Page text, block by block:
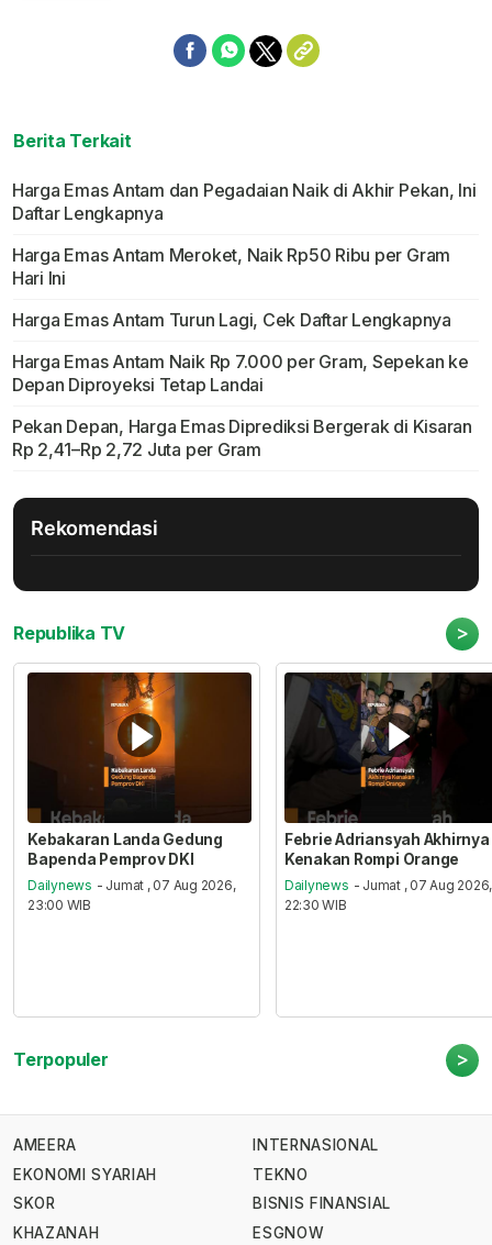
Berita Terkait
Harga Emas Antam dan Pegadaian Naik di Akhir Pekan, Ini
Daftar Lengkapnya
Harga Emas Antam Meroket, Naik Rp50 Ribu per Gram
Hari Ini
Harga Emas Antam Turun Lagi, Cek Daftar Lengkapnya
Harga Emas Antam Naik Rp 7.000 per Gram, Sepekan ke
Depan Diproyeksi Tetap Landai
Pekan Depan, Harga Emas Diprediksi Bergerak di Kisaran
Rp 2,41–Rp 2,72 Juta per Gram
Rekomendasi
Republika TV >
Kebakaran Landa Gedung
Bapenda Pemprov DKI
Dailynews - Jumat , 07 Aug 2026,
23:00 WIB
Febrie Adriansyah Akhirnya
Kenakan Rompi Orange
Dailynews - Jumat , 07 Aug 2026,
22:30 WIB
Terpopuler >
AMEERA
EKONOMI SYARIAH
SKOR
KHAZANAH
INTERNASIONAL
TEKNO
BISNIS FINANSIAL
ESGNOW